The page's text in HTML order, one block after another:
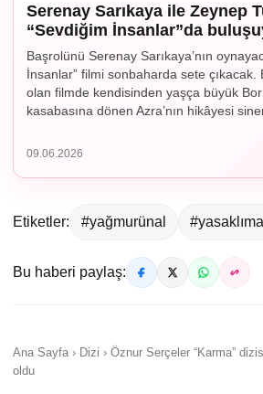
Serenay Sarıkaya ile Zeynep
“Sevdiğim İnsanlar”da
Başrolünü Serenay Sarıkaya’nın
İnsanlar” filmi sonbaharda sete çıkacak.
olan filmde kendisinden yaşça büyük
kasabasına dönen Azra’nın hikâyesi
09.06.2026
Etiketler: #yağmurünal
Bu haberi paylaş:
Ana Sayfa › Dizi › Öznur Serçeler “Karma”
oldu